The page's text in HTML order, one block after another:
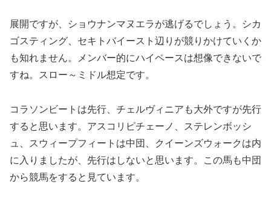
展開ですが、ショウナンマヌエラが逃げるでしょう。シカ
ゴスティング、セキトバイースト辺りが競りかけていくか
も知れません。メンバー的にハイペースは想像できないで
すね。スロー～ミドル想定です。
コラソンビートは先行、チェルヴィニアも大外ですが先行
すると思います。アスコリピチェーノ、ステレンボッシ
ュ、スウィープフィートは中団、クイーンズウォークは内
に入りましたが、先行はしないと思います。この馬も中団
から競馬をすると見ています。